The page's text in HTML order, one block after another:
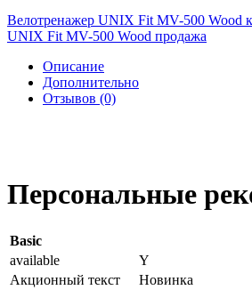
Велотренажер UNIX Fit MV-500 Wood
UNIX Fit MV-500 Wood продажа
Описание
Дополнительно
Отзывов (0)
Персональные
Basic
available
Y
Акционный текст
Новинка